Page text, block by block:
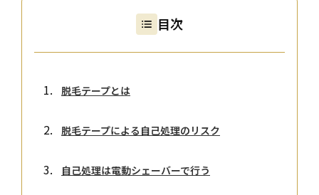
目次
脱毛テープとは
脱毛テープによる自己処理のリスク
自己処理は電動シェーバーで行う